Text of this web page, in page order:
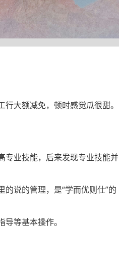
大额减免，顿时感觉瓜很甜。
专业技能，后来发现专业技能并
说的管理，是“学而优则仕”的
等基本操作。